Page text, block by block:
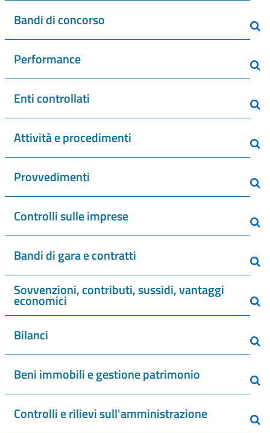
Bandi di concorso
Performance
Enti controllati
Attività e procedimenti
Provvedimenti
Controlli sulle imprese
Bandi di gara e contratti
Sovvenzioni, contributi, sussidi, vantaggi
economici
Bilanci
Beni immobili e gestione patrimonio
Controlli e rilievi sull'amministrazione